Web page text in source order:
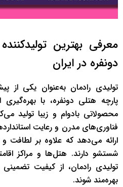
معرفی بهترین
دونفره در ایران
تولیدی رادمان به‌عنوان یکی از
پارچه هتلی دونفره، با بهره‌گیری
محصولاتی بادوام و زیبا تولید
فناوری‌های مدرن و رعایت
ارائه می‌دهد که علاوه بر لطافت و
شستشو دارند. هتل‌ها و مراکز
تولیدی رادمان، از کیفیت
بهره‌مند شوند.